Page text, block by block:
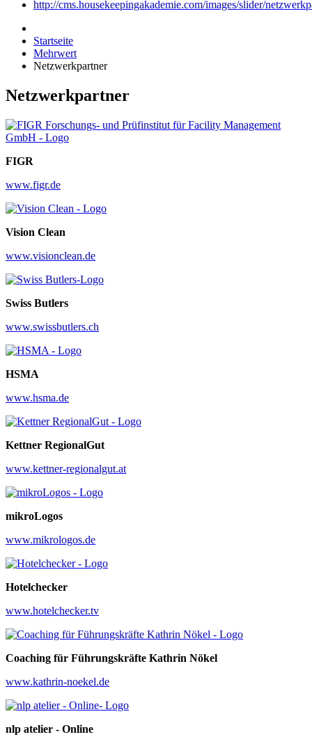
http://cms.housekeepingakademie.com/images/slider/
Startseite
Mehrwert
Netzwerkpartner
Netzwerkpartner
FIGR
www.figr.de
Vision Clean
www.visionclean.de
Swiss Butlers
www.swissbutlers.ch
HSMA
www.hsma.de
Kettner RegionalGut
www.kettner-regionalgut.at
mikroLogos
www.mikrologos.de
Hotelchecker
www.hotelchecker.tv
Coaching für Führungskräfte Kathrin Nökel
www.kathrin-noekel.de
nlp atelier - Online